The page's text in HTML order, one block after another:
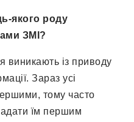
якого роду
ЗМІ?
виникають із приводу
Зараз усі
тому часто
їм першим